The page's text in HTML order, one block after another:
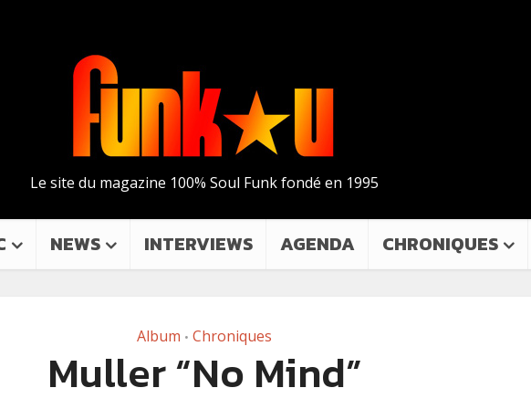
Le site du magazine 100% Soul Funk fondé en 1995
NEWS INTERVIEWS AGENDA CHRONIQUES
Album • Chroniques
Muller “No Mind”